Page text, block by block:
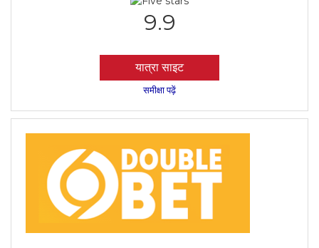
9.9
यात्रा साइट
समीक्षा पढ़ें